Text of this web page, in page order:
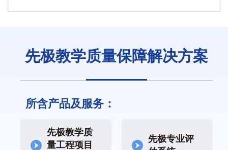
先极教学质量保障解决方案
所含产品及服务：
先极教学质
量工程项目
先极专业评